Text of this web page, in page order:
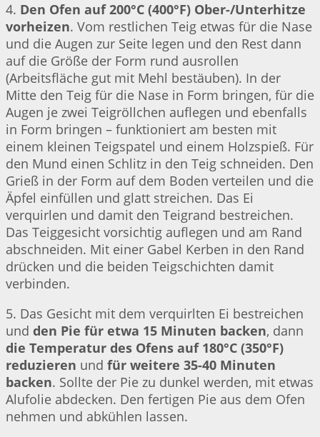
4. Den Ofen auf 200°C (400°F) Ober-/Unterhitze
vorheizen. Vom restlichen Teig etwas für die Nase
und die Augen zur Seite legen und den Rest dann
auf die Größe der Form rund ausrollen
(Arbeitsfläche gut mit Mehl bestäuben). In der
Mitte den Teig für die Nase in Form bringen, für die
Augen je zwei Teigröllchen auflegen und ebenfalls
in Form bringen – funktioniert am besten mit
einem kleinen Teigspatel und einem Holzspieß. Für
den Mund einen Schlitz in den Teig schneiden. Den
Grieß in der Form auf dem Boden verteilen und die
Äpfel einfüllen und glatt streichen. Das Ei
verquirlen und damit den Teigrand bestreichen.
Das Teiggesicht vorsichtig auflegen und am Rand
abschneiden. Mit einer Gabel Kerben in den Rand
drücken und die beiden Teigschichten damit
verbinden.
5. Das Gesicht mit dem verquirlten Ei bestreichen
und den Pie für etwa 15 Minuten backen, dann
die Temperatur des Ofens auf 180°C (350°F)
reduzieren und für weitere 35-40 Minuten
backen. Sollte der Pie zu dunkel werden, mit etwas
Alufolie abdecken. Den fertigen Pie aus dem Ofen
nehmen und abkühlen lassen.